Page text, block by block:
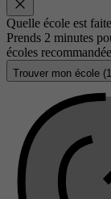
Quelle école est
Prends 2 minutes
écoles
Trouver mon école